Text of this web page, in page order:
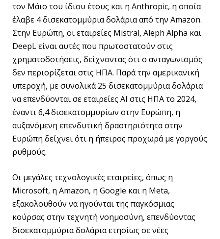
τον Μάιο του ίδιου έτους και η Anthropic, η οποία
έλαβε 4 δισεκατομμύρια δολάρια από την Amazon.
Στην Ευρώπη, οι εταιρείες Mistral, Aleph Alpha και
DeepL είναι αυτές που πρωτοστατούν στις
χρηματοδοτήσεις, δείχνοντας ότι ο ανταγωνισμός
δεν περιορίζεται στις ΗΠΑ. Παρά την αμερικανική
υπεροχή, με συνολικά 25 δισεκατομμύρια δολάρια
να επενδύονται σε εταιρείες AI στις ΗΠΑ το 2024,
έναντι 6,4 δισεκατομμυρίων στην Ευρώπη, η
αυξανόμενη επενδυτική δραστηριότητα στην
Ευρώπη δείχνει ότι η ήπειρος προχωρά με γοργούς
ρυθμούς.
Οι μεγάλες τεχνολογικές εταιρείες, όπως η
Microsoft, η Amazon, η Google και η Meta,
εξακολουθούν να ηγούνται της παγκόσμιας
κούρσας στην τεχνητή νοημοσύνη, επενδύοντας
δισεκατομμύρια δολάρια ετησίως σε νέες